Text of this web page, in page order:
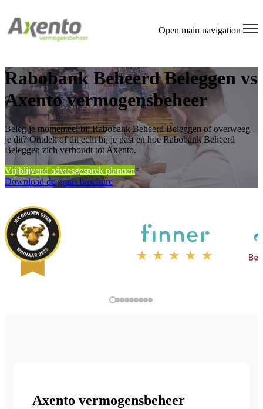
Open main navigation
Rabobank Beheerd Beleggen vs
Axento vermogensbeheer
Beleg je momenteel bij Rabobank Beheerd Beleggen of overweeg
je dit? Ontdek of dit echt bij je past en hoe Rabobank Beheerd
Beleggen zich verhoudt tot Axento.
Vrijblijvend adviesgesprek plannen
Download de gratis brochure
Axento vermogensbeheer